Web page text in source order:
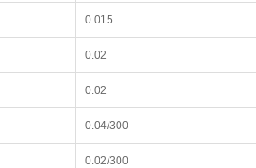
0.015
0.02
0.02
0.04/300
0.02/300